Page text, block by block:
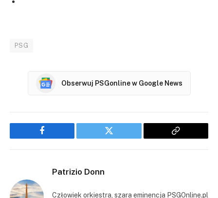
PSG
Obserwuj PSGonline w Google News
Facebook Twitter
Copy
Patrizio Donn
Człowiek orkiestra, szara eminencja PSGOnline.pl